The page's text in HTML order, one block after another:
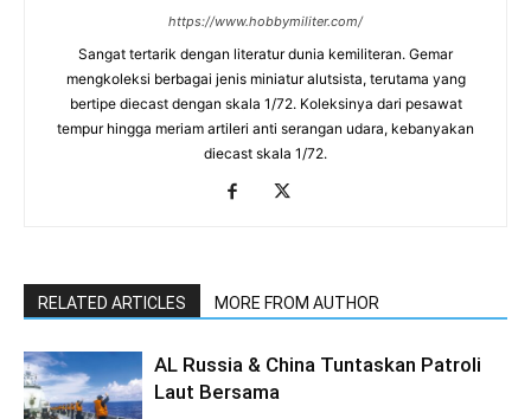
https://www.hobbymiliter.com/
Sangat tertarik dengan literatur dunia kemiliteran. Gemar
mengkoleksi berbagai jenis miniatur alutsista, terutama yang
bertipe diecast dengan skala 1/72. Koleksinya dari pesawat
tempur hingga meriam artileri anti serangan udara, kebanyakan
diecast skala 1/72.
RELATED ARTICLES MORE FROM AUTHOR
AL Russia & China Tuntaskan Patroli
Laut Bersama